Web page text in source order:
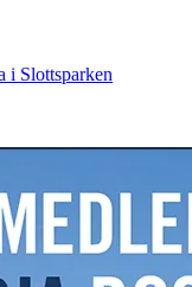
i Slottsparken